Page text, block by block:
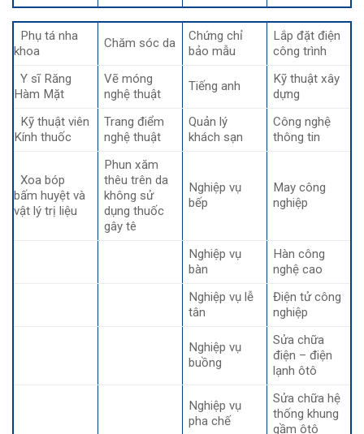
Phụ tá nha
khoa
Chăm sóc da
Chứng chỉ
bảo mẫu
Lắp đặt điện
công trình
Y sĩ Răng
Hàm Mặt
Vẽ móng
nghệ thuật
Tiếng anh
Kỹ thuật xây
dựng
Kỹ thuật viên
Kính thuốc
Trang điểm
nghệ thuật
Quản lý
khách sạn
Công nghệ
thông tin
Xoa bóp
bấm huyệt và
vật lý trị liệu
Phun xăm
thêu trên da
không sử
dụng thuốc
gây tê
Nghiệp vụ
bếp
May công
nghiệp
Nghiệp vụ
bàn
Hàn công
nghệ cao
Nghiệp vụ lễ
tân
Điện tử công
nghiệp
Nghiệp vụ
buồng
Sửa chữa
điện – điện
lạnh ôtô
Nghiệp vụ
pha chế
Sửa chữa hệ
thống khung
gầm ôtô